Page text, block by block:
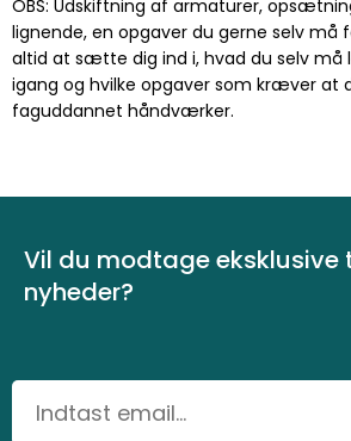
OBS: Udskiftning af armaturer,
lignende, en opgaver du gerne selv må
altid at sætte dig ind i, hvad du selv må
igang og hvilke opgaver som kræver at
faguddannet håndværker.
Vil du modtage eksklusive
nyheder?